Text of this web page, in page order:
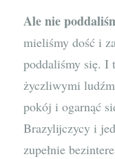
Ale nie
mieliśmy dość i
poddaliśmy się. I
życzliwymi
pokój i ogarnąć
Brazylijczycy i
zupełnie